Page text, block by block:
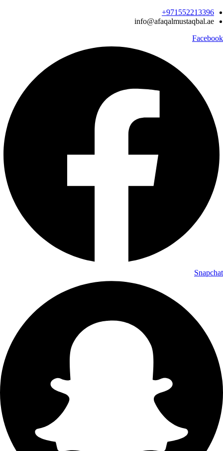
Skip
to
971552213396‬+
info@afaqalmustaqbal.ae
Facebook
Snapchat